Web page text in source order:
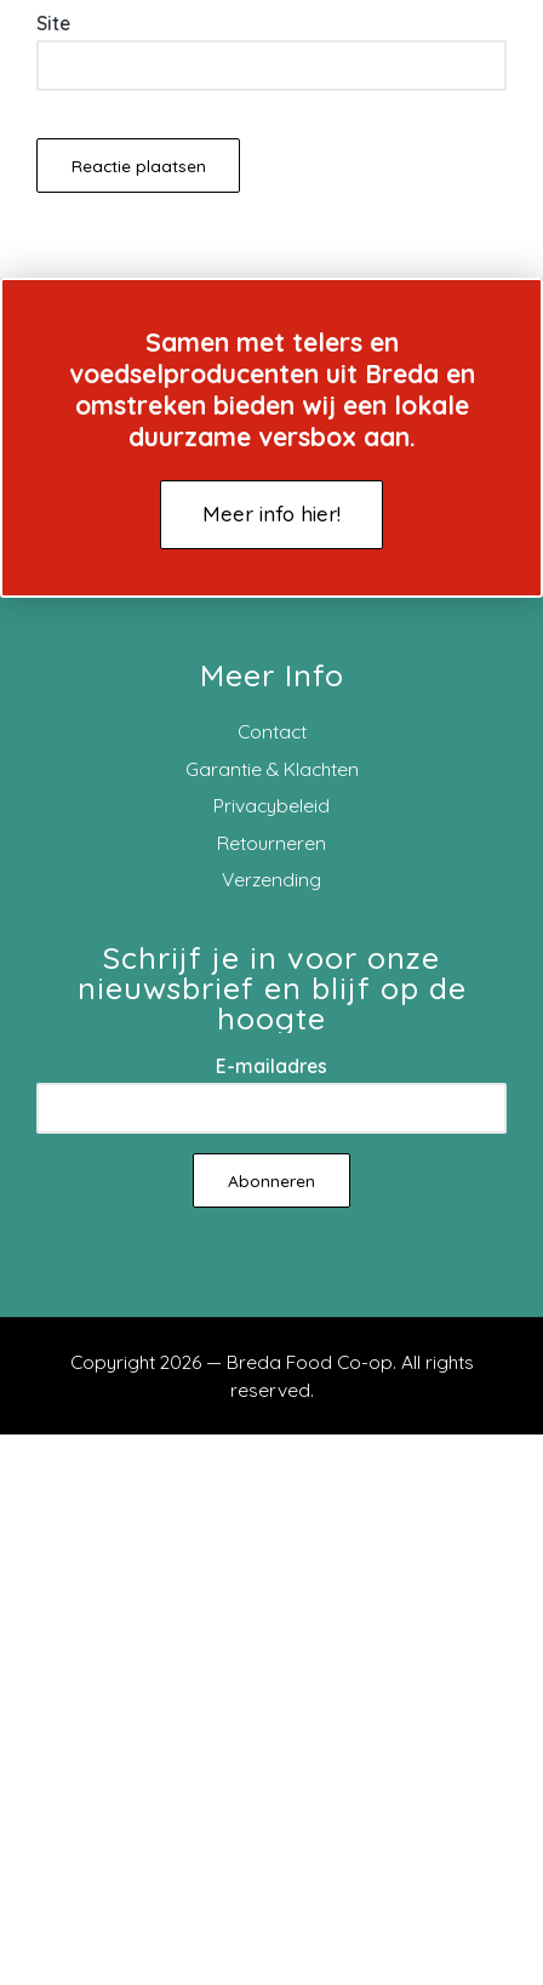
Site
Samen met telers en
voedselproducenten uit Breda en
omstreken bieden wij een lokale
duurzame versbox aan.
Meer info hier!
Meer Info
Contact
Garantie & Klachten
Privacybeleid
Retourneren
Verzending
Schrijf je in voor onze
nieuwsbrief en blijf op de
hoogte
E-mailadres
Copyright 2026 — Breda Food Co-op. All rights
reserved.